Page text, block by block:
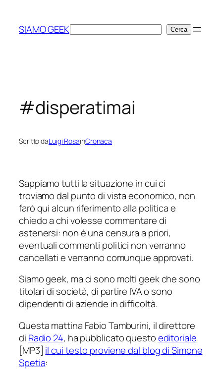
contenuto
SIAMO GEEKCerca Cerca
#disperatimai
Scritto daLuigi RosainCronaca
Sappiamo tutti la situazione in cui ci
troviamo dal punto di vista economico, non
farò qui alcun riferimento alla politica e
chiedo a chi volesse commentare di
astenersi: non è una censura a priori,
eventuali commenti politici non verranno
cancellati e verranno comunque approvati.
Siamo geek, ma ci sono molti geek che sono
titolari di società, di partire IVA o sono
dipendenti di aziende in difficoltà.
Questa mattina Fabio Tamburini, il direttore
di Radio 24, ha pubblicato questoeditoriale
[MP3] il cui testo proviene dal blog di Simone
Spetia: